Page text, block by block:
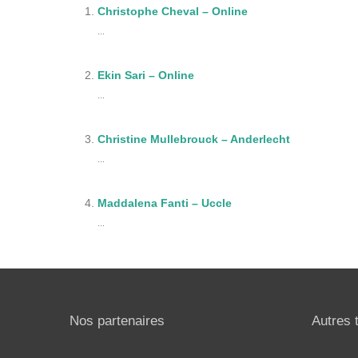
Christophe Cheval – Online
Ekin Sari – Online
Christine Mullebrouck – Anderlecht
Maddalena Fanti – Uccle
Nos partenaires Autres